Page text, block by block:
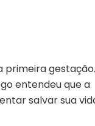
primeira gestação.
entendeu que a
salvar sua